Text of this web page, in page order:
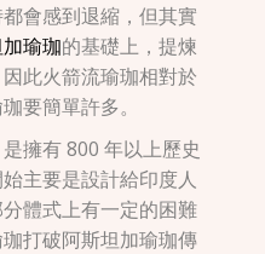
會感到退縮，但其實
瑜珈的基礎上，提煉
此火箭流瑜珈相對於
要簡單許多。
擁有 800 年以上歷史
主要是設計給印度人
體式上有一定的困難
打破阿斯坦加瑜珈傳